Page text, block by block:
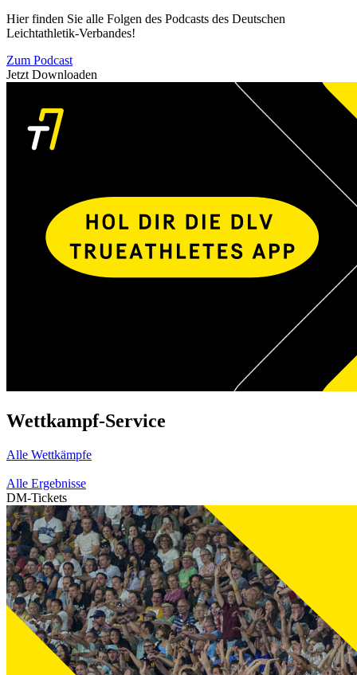
Hier finden Sie alle Folgen des Podcasts des Deutschen
Leichtathletik-Verbandes!
Zum Podcast
Jetzt Downloaden
Wettkampf-Service
Alle Wettkämpfe
Alle Ergebnisse
DM-Tickets